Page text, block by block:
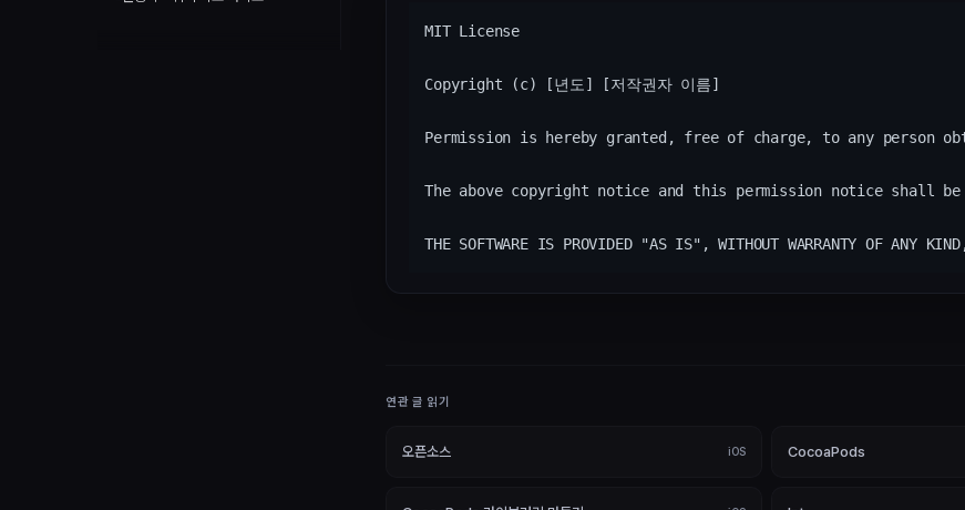
MIT License
Copyright (c) [년도] [저작권자 이름]
Permission is hereby granted, free of charge, to any
The above copyright notice and this permission notice shall
연관 글 읽기
오픈소스 iOS CocoaPods